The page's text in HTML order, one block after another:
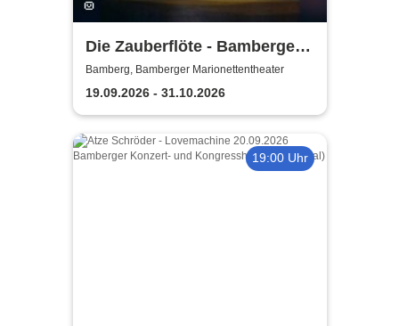
Die Zauberflöte - Bamberger
Marionettentheater
Bamberg, Bamberger Marionettentheater
19.09.2026 - 31.10.2026
19:00 Uhr